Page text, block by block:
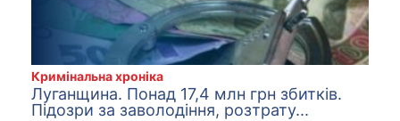
Кримінальна хроніка
Луганщина. Понад 17,4 млн грн збитків.
Підозри за заволодіння, розтрату...